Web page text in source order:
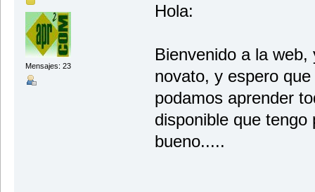
Mensajes: 23
Hola:
Bienvenido a la
novato, y espero
podamos aprender
disponible que
bueno.....